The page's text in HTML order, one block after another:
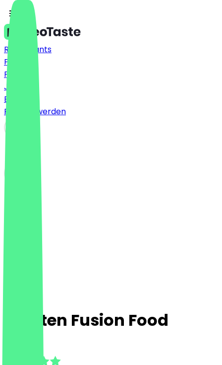
Restaurants
Preise
FAQ
Jobs
Blog
Partner werden
Pajaten Fusion Food